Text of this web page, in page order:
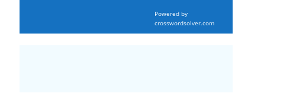
Powered by
crosswordsolver.com